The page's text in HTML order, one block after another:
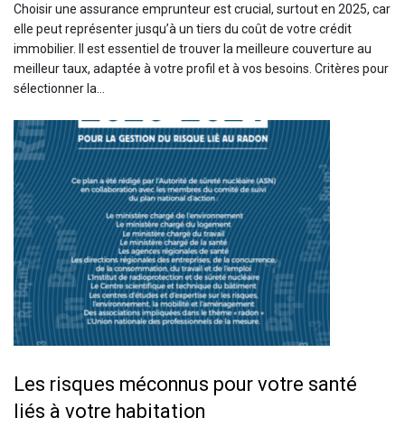
Choisir une assurance emprunteur est crucial, surtout en 2025, car
elle peut représenter jusqu’à un tiers du coût de votre crédit
immobilier. Il est essentiel de trouver la meilleure couverture au
meilleur taux, adaptée à votre profil et à vos besoins. Critères pour
sélectionner la...
Les risques méconnus pour votre santé
liés à votre habitation